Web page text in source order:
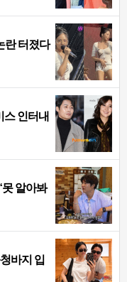
란 터졌다
스 인터내
알아봐
바지 입